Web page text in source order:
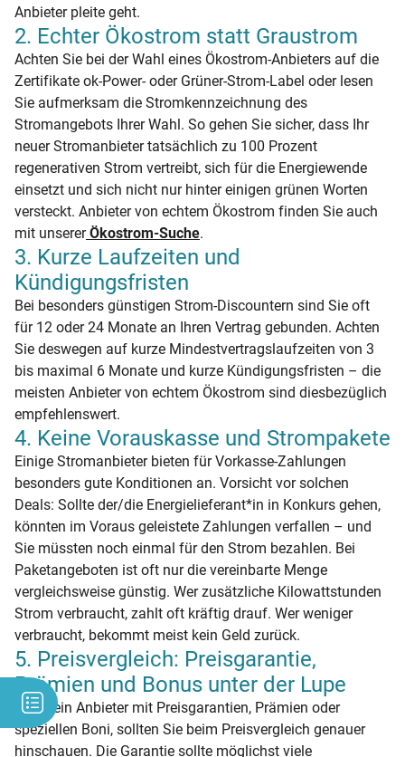
Anbieter pleite geht.
2. Echter Ökostrom statt Graustrom
Achten Sie bei der Wahl eines Ökostrom-Anbieters auf die
Zertifikate ok-Power- oder Grüner-Strom-Label oder lesen
Sie aufmerksam die Stromkennzeichnung des
Stromangebots Ihrer Wahl. So gehen Sie sicher, dass Ihr
neuer Stromanbieter tatsächlich zu 100 Prozent
regenerativen Strom vertreibt, sich für die Energiewende
einsetzt und sich nicht nur hinter einigen grünen Worten
versteckt. Anbieter von echtem Ökostrom finden Sie auch
mit unsererÖkostrom-Suche.
3. Kurze Laufzeiten und
Kündigungsfristen
Bei besonders günstigen Strom-Discountern sind Sie oft
für 12 oder 24 Monate an Ihren Vertrag gebunden. Achten
Sie deswegen auf kurze Mindestvertragslaufzeiten von 3
bis maximal 6 Monate und kurze Kündigungsfristen – die
meisten Anbieter von echtem Ökostrom sind diesbezüglich
empfehlenswert.
4. Keine Vorauskasse und Strompakete
Einige Stromanbieter bieten für Vorkasse-Zahlungen
besonders gute Konditionen an. Vorsicht vor solchen
Deals: Sollte der/die Energielieferant*in in Konkurs gehen,
könnten im Voraus geleistete Zahlungen verfallen – und
Sie müssten noch einmal für den Strom bezahlen. Bei
Paketangeboten ist oft nur die vereinbarte Menge
vergleichsweise günstig. Wer zusätzliche Kilowattstunden
Strom verbraucht, zahlt oft kräftig drauf. Wer weniger
verbraucht, bekommt meist kein Geld zurück.
5. Preisvergleich: Preisgarantie,
Prämien und Bonus unter der Lupe
Lockt ein Anbieter mit Preisgarantien, Prämien oder
speziellen Boni, sollten Sie beim Preisvergleich genauer
hinschauen. Die Garantie sollte möglichst viele